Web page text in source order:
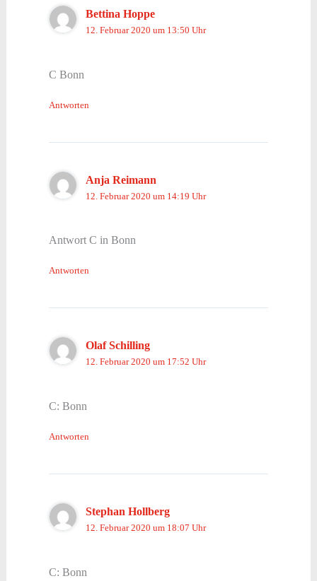
Bettina Hoppe
12. Februar 2020 um 13:50 Uhr
C Bonn
Antworten
Anja Reimann
12. Februar 2020 um 14:19 Uhr
Antwort C in Bonn
Antworten
Olaf Schilling
12. Februar 2020 um 17:52 Uhr
C: Bonn
Antworten
Stephan Hollberg
12. Februar 2020 um 18:07 Uhr
C: Bonn